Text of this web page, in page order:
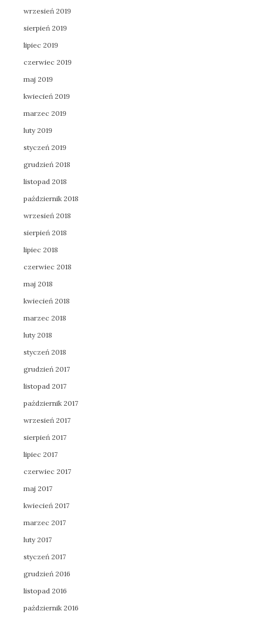
wrzesień 2019
sierpień 2019
lipiec 2019
czerwiec 2019
maj 2019
kwiecień 2019
marzec 2019
luty 2019
styczeń 2019
grudzień 2018
listopad 2018
październik 2018
wrzesień 2018
sierpień 2018
lipiec 2018
czerwiec 2018
maj 2018
kwiecień 2018
marzec 2018
luty 2018
styczeń 2018
grudzień 2017
listopad 2017
październik 2017
wrzesień 2017
sierpień 2017
lipiec 2017
czerwiec 2017
maj 2017
kwiecień 2017
marzec 2017
luty 2017
styczeń 2017
grudzień 2016
listopad 2016
październik 2016